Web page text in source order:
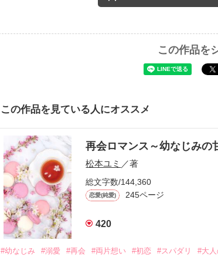
この作品を
この作品を見ている人にオススメ
再会ロマンス～幼なじみの
松本ユミ ／著
総文字数/144,360
恋愛(純愛) 245ページ
420
#幼なじみ #溺愛 #再会 #両片想い #初恋 #スパダリ #大